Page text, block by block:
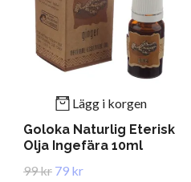
Lägg i korgen
Goloka Naturlig Eterisk
Olja Ingefära 10ml
99 kr 79 kr